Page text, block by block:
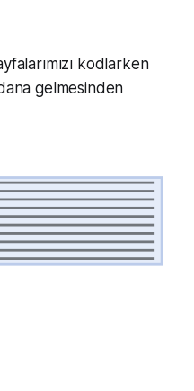
kodlarken
gelmesinden